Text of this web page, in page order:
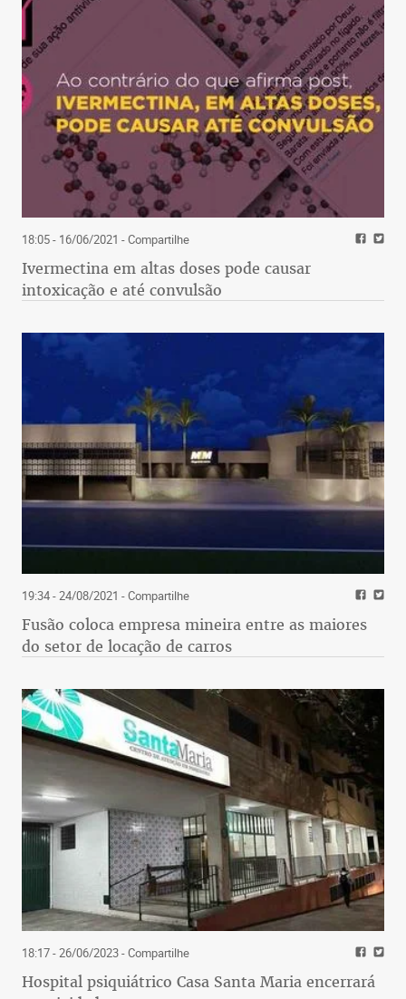
18:05 - 16/06/2021 - Compartilhe
Ivermectina em altas doses pode causar
intoxicação e até convulsão
19:34 - 24/08/2021 - Compartilhe
Fusão coloca empresa mineira entre as maiores
do setor de locação de carros
18:17 - 26/06/2023- Compartilhe
Hospital psiquiátrico Casa Santa Maria encerrará